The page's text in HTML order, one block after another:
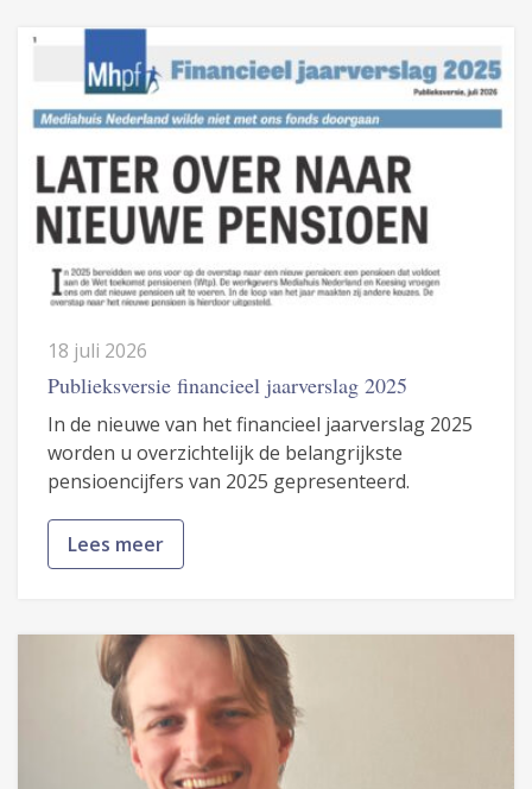
18 juli 2026
Publieksversie financieel jaarverslag 2025
In de nieuwe van het financieel jaarverslag 2025
worden u overzichtelijk de belangrijkste
pensioencijfers van 2025 gepresenteerd.
Lees meer